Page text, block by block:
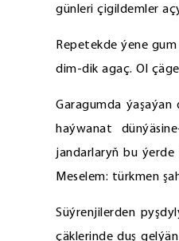
günleri çigildemler
Repetekde ýene
dim-dik agaç. Ol
Garagumda
haýwanat
jandarlaryň bu
Meselem: türkmen
Süýrenjilerden
çäklerinde duş